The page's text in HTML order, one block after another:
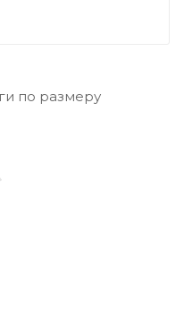
по размеру